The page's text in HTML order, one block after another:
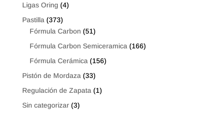
Ligas Oring (4)
Pastilla (373)
Fórmula Carbon (51)
Fórmula Carbon Semiceramica (166)
Fórmula Cerámica (156)
Pistón de Mordaza (33)
Regulación de Zapata (1)
Sin categorizar (3)